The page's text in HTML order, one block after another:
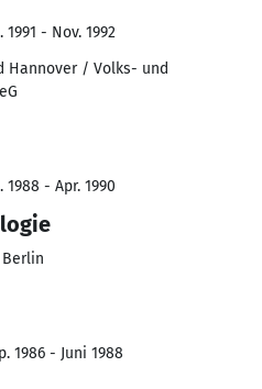
- Nov. 1992
Hannover / Volks- und
- Apr. 1990
1986 - Juni 1988